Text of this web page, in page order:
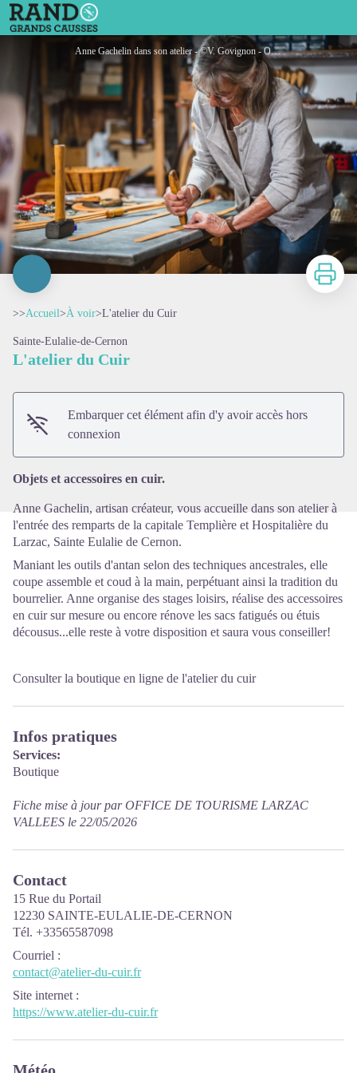
L'atelier du Cuir
Anne Gachelin dans son atelier - ©V. Govignon - OT Larzac Vallées
Imprimer
>>Accueil>À voir>L'atelier du Cuir
Sainte-Eulalie-de-Cernon
L'atelier du Cuir
Embarquer cet élément afin d'y avoir accès hors
connexion
Objets et accessoires en cuir.
Anne Gachelin, artisan créateur, vous accueille dans son atelier à
l'entrée des remparts de la capitale Templière et Hospitalière du
Larzac, Sainte Eulalie de Cernon.
Maniant les outils d'antan selon des techniques ancestrales, elle
coupe assemble et coud à la main, perpétuant ainsi la tradition du
bourrelier. Anne organise des stages loisirs, réalise des accessoires
en cuir sur mesure ou encore rénove les sacs fatigués ou étuis
décousus...elle reste à votre disposition et saura vous conseiller!
Consulter la boutique en ligne de l'atelier du cuir
Infos pratiques
Services:
Boutique
Fiche mise à jour par OFFICE DE TOURISME LARZAC
VALLEES le 22/05/2026
Contact
15 Rue du Portail
12230 SAINTE-EULALIE-DE-CERNON
Tél. +33565587098
Courriel :
contact@atelier-du-cuir.fr
Site internet :
https://www.atelier-du-cuir.fr